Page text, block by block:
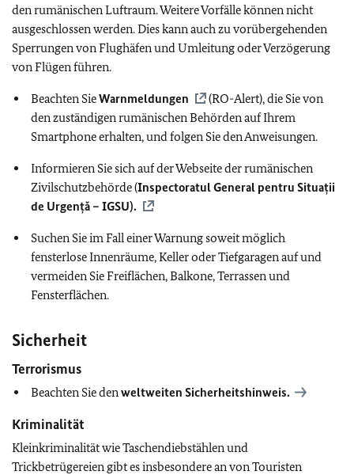
den rumänischen Luftraum. Weitere Vorfälle können nicht
ausgeschlossen werden. Dies kann auch zu vorübergehenden
Sperrungen von Flughäfen und Umleitung oder Verzögerung
von Flügen führen.
Beachten SieWarnmeldungen
(RO-Alert), die Sie von
denzuständigen rumänischen Behörden auf Ihrem
Smartphone erhalten, und folgen Sie den Anweisungen.
Informieren Sie sich auf der Webseite der rumänischen
Zivilschutzbehörde (Inspectoratul General pentru Situații
de Urgență – IGSU).
Suchen Sie im Fall einer Warnung soweit möglich
fensterlose Innenräume, Keller oder Tiefgaragen auf und
vermeiden Sie Freiflächen, Balkone, Terrassen und
Fensterflächen.
Sicherheit
Terrorismus
Beachten Sie denweltweiten Sicherheitshinweis.
Kriminalität
Kleinkriminalität wie Taschendiebstählen und
Trickbetrügereien gibt es insbesondere an von Touristen